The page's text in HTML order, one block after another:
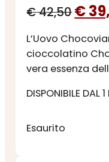
€42,50Il
era:
€
L’Uovo
cioccolatino
vera essenza
DISPONIBILE DAL
Esaurito